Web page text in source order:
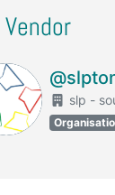
Vendor
slp -